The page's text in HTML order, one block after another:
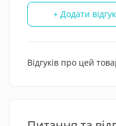
+ Додати відгук
Відгуків про цей